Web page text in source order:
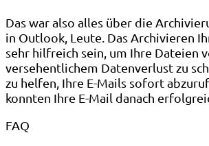
Das war also alles über die
in Outlook, Leute. Das Archivieren
sehr hilfreich sein, um Ihre Dateien
versehentlichem Datenverlust zu
zu helfen, Ihre E-Mails sofort
konnten Ihre E-Mail danach
FAQ